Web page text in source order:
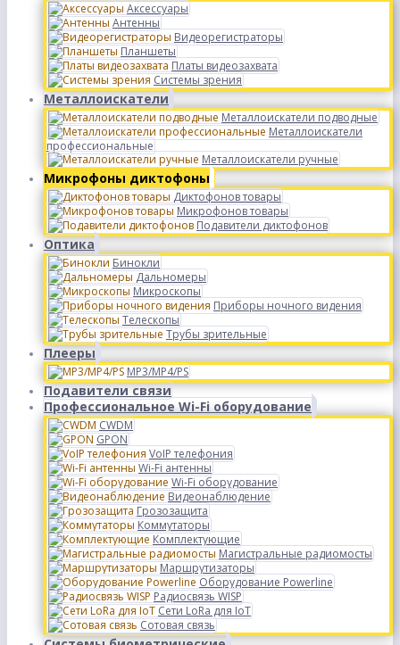
Аксессуары
Антенны
Видеорегистраторы
Планшеты
Платы видеозахвата
Системы зрения
Металлоискатели
Металлоискатели подводные
Металлоискатели
профессиональные
Металлоискатели ручные
Микрофоны диктофоны
Диктофонов товары
Микрофонов товары
Подавители диктофонов
Оптика
Бинокли
Дальномеры
Микроскопы
Приборы ночного видения
Телескопы
Трубы зрительные
Плееры
MP3/MP4/PS
Подавители связи
Профессиональное Wi-Fi оборудование
CWDM
GPON
VoIP телефония
Wi-Fi антенны
Wi-Fi оборудование
Видеонаблюдение
Грозозащита
Коммутаторы
Комплектующие
Магистральные радиомосты
Маршрутизаторы
Оборудование Powerline
Радиосвязь WISP
Сети LoRa для IoT
Сотовая связь